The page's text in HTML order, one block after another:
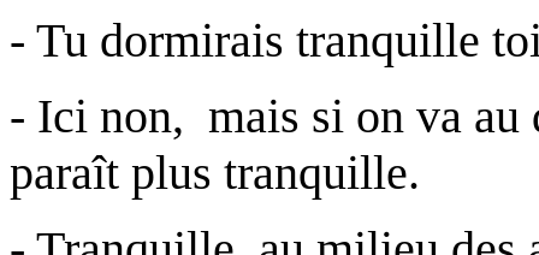
- Tu dormirais tranquille
- Ici non, mais si on va au
paraît plus tranquille.